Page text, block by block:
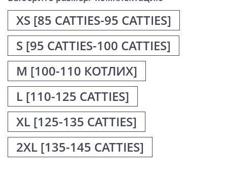
XS [85 CATTIES-95 CATTIES]
S [95 CATTIES-100 CATTIES]
М [100-110 КОТЛИХ]
L [110-125 CATTIES]
XL [125-135 CATTIES]
2XL [135-145 CATTIES]